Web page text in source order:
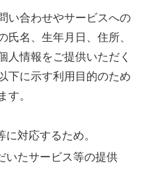
い合わせやサービスへの
氏名、生年月日、住所、
人情報をご提供いただく
下に示す利用目的のため
す。
対応するため。
いたサービス等の提供